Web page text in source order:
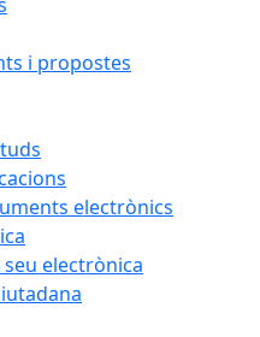
i propostes
electrònics
electrònica